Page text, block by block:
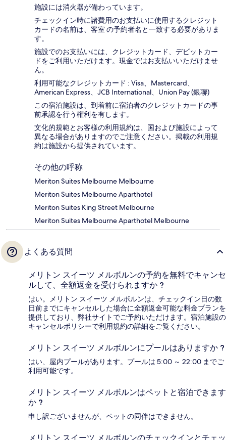
施設には消火器が備わっています。
チェックイン時に諸費用のお支払いに使用するクレジット
カードの名前は、客室 の予約者名と一致する必要がありま
す。
施設でのお支払いには、クレジットカード、デビットカー
ドをご利用いただけます。現金ではお支払いいただけませ
ん。
利用可能なクレジットカード : Visa、Mastercard、
American Express、JCB International、Union Pay (銀聯)
この宿泊施設は、到着前に宿泊者のクレジットカードの事
前承認を行う権利を有します。
文化的規範とお客様の利用規約は、国および施設によって
異なる場合がありますのでご注意ください。掲載の利用規
約は施設から提供されています。
その他の呼称
Meriton Suites Melbourne Melbourne
Meriton Suites Melbourne Aparthotel
Meriton Suites King Street Melbourne
Meriton Suites Melbourne Aparthotel Melbourne
よくある質問
メリトン スイーツ メルボルンの予約を無料でキャンセ
ルして、全額返金を受けられますか ?
はい。メリトン スイーツ メルボルンは、チェックイン日の数
日前までにキャンセルした場合に全額返金可能な料金プランを
提供しており、弊社サイトでご予約いただけます。宿泊施設の
キャンセルポリシーで利用規約の詳細をご覧ください。
メリトン スイーツ メルボルンにプールはありますか ?
はい、屋内プールがあります。プールは 5:00 ～ 22:00 までご
利用可能です。
メリトン スイーツ メルボルンはペットと宿泊できます
か ?
申し訳ございませんが、ペットの同伴はできません。
メリトン スイーツ メルボルンのチェックインとチェッ